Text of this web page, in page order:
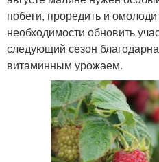
побеги, проредить и
необходимости обновить
следующий сезон
витаминным урожаем.